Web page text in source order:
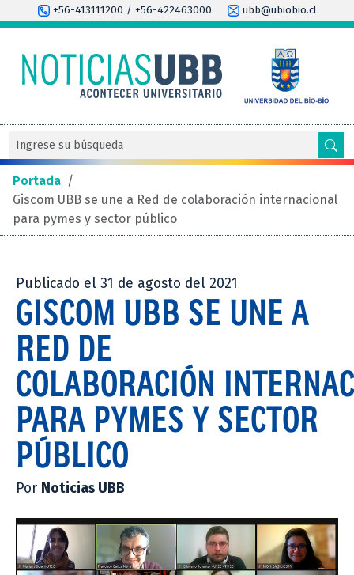
+56-413111200 / +56-422463000 ubb@ubiobio.cl
Portada /
Giscom UBB se une a Red de colaboración internacional
para pymes y sector público
Publicado el 31 de agosto del 2021
GISCOM UBB SE UNE A
RED DE
COLABORACIÓN
PARA PYMES Y SECTOR
PÚBLICO
Por Noticias UBB